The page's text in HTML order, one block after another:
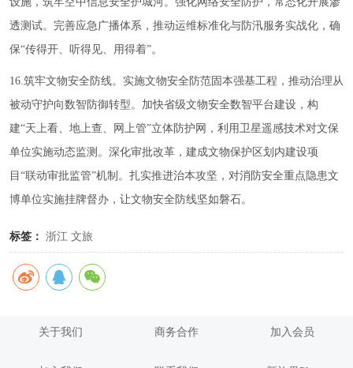
透测试。完善应急广播体系，推动运维标准化与防汛服务实战化，确
保“传得开、听得见、用得着”。
16.筑牢文物安全防线。实施文物安全防范固本强基工程，推动治理从
被动守护向数智防御转型。加快省级文物安全数智平台建设，构
建“天上看、地上查、网上管”立体防护网，利用卫星遥感技术对文保
单位实施动态监测。深化审批改革，建成文物保护区划内建设项
目“联动审批监管”机制。扎实推进治本攻坚，对消防安全重点隐患文
博单位实施挂牌督办，让文物安全防线坚如磐石。
标签： 浙江 文旅
关于我们 商务合作 加入会员